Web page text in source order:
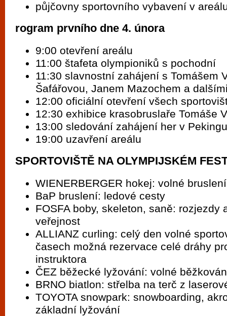
půjčovny sportovního vybavení v
rogram prvního dne 4. února
9:00 otevření areálu
11:00 štafeta olympioniků s pochodní
11:30 slavnostní zahájení s Tomášem
Šafářovou, Janem Mazochem a
12:00 oficiální otevření všech
12:30 exhibice krasobruslaře Tomáše
13:00 sledování zahájení her v Pekingu
19:00 uzavření areálu
SPORTOVIŠTĚ NA OLYMPIJSKÉM
WIENERBERGER hokej: volné bruslení
BaP bruslení: ledové cesty
FOSFA boby, skeleton, saně: rozjezdy
veřejnost
ALLIANZ curling: celý den volné
časech možná rezervace celé dráhy
instruktora
ČEZ běžecké lyžování: volné
BRNO biatlon: střelba na terč z
TOYOTA snowpark: snowboarding,
základní lyžování